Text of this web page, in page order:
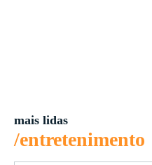
mais lidas
/entretenimento